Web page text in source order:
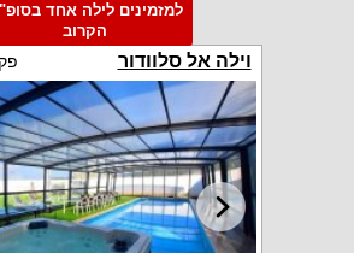
למזמינים לילה אחד
הקרוב
וילה אל סלוודור